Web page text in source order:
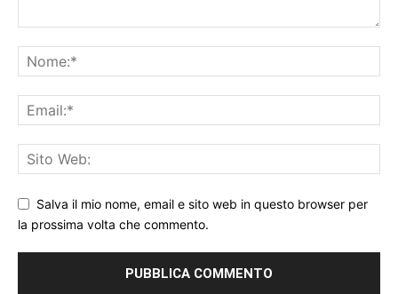
Salva il mio nome, email e sito web in questo browser per
la prossima volta che commento.